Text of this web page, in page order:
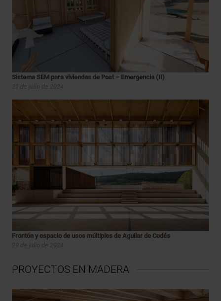
Sistema SEM para viviendas de Post – Emergencia (II)
31 de julio de 2024
Frontón y espacio de usos múltiples de Aguilar de Codés
29 de julio de 2024
PROYECTOS EN MADERA